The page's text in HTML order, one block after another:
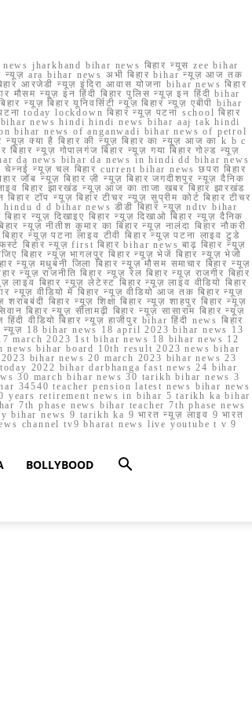
jharkhand bihar news बिहार न्यूस zee bihar
न्यूज़ ara bihar news अभी बिहार bihar न्यूज़ आज तक
आरजेडी न्यूज़ इंदिरा आवास योजना bihar news बिहार
मौसम न्यूज़ इन हिंदी बिहार पुलिस न्यूज़ इन हिंदी bihar
न्यूज़ बिहार यूनिवर्सिटी न्यूज़ बिहार न्यूज़ एबीपी bihar
today lockdown बिहार न्यूज़ पटना school बिहार
bihar news hindi hindi news bihar aaj tak hindi
bihar news of anganwadi bihar news of petrol
न्यूज़ क्या है बिहार की न्यूज़ बिहार का न्यूज़ आज का k b c
न्यूज़ गोपालगंज बिहार न्यूज़ गया बिहार गोल्ड न्यूज़
bihar da news bihar da news in hindi dd bihar news
चेन्नई न्यूज़ चल बिहार current bihar news छपरा बिहार
जॉब न्यूज़ बिहार ज़ी न्यूज़ बिहार जगदीशपुर न्यूज़ दैनिक
बिहार झारखंड न्यूज़ आज का ताजा खबर बिहार झारखंड
टॉप न्यूज़ बिहार टीचर न्यूज़ सुप्रीम कोर्ट बिहार टीचर
d d bihar news डीडी बिहार न्यूज़ ndtv bihar
न्यूज़ दिखाइए बिहार न्यूज़ दिखाओ बिहार न्यूज़ दैनिक
न्यूज़ नीतीश कुमार का बिहार न्यूज़ नालंदा बिहार नौकरी
न्यूज़ पटना लाइव टीवी बिहार न्यूज़ पटना लाइव टुडे
बिहार न्यूज़ first बिहार bihar news बाढ़ बिहार न्यूज़
बिहार न्यूज़ भागलपुर बिहार न्यूज़ भेजें बिहार न्यूज़ भेजो
न्यूज़ मधुबनी जिला बिहार न्यूज़ मौसम समाचार बिहार न्यूज़
न्यूज़ राजनीति बिहार न्यूज़ रेल बिहार न्यूज़ राजगीर बिहार
बिहार न्यूज़ लेटेस्ट बिहार न्यूज़ लाइव वीडियो बिहार
वीडियो में बिहार न्यूज़ वीडियो आज तक बिहार न्यूज़
बिहार न्यूज़ शिक्षा बिहार न्यूज़ शाहपुर बिहार न्यूज़
बिहार न्यूज़ सीतामढ़ी बिहार न्यूज़ सासाराम बिहार न्यूज़
वीडियो बिहार न्यूज़ हाजीपुर bihar हिंदी news बिहार
न्यूज़ 18 bihar news 18 april 2023 bihar news 13
march 2023 1st bihar news 18 bihar news 12
bihar board 10th result 2023 news bihar
bihar news 20 march 2023 bihar news 23
2022 bihar darbhanga fast news 24 bihar
30 march bihar news 30 tarikh bihar news 3
34540 teacher pension latest news bihar news
years retirement news in bihar 5 tarikh ka bihar
7th phase news bihar teacher 7th phase news
news 9 tarikh ka 9 भारत न्यूज़ लाइव 9 भारत
channel tv9 bharat news live youtube t v 9
BOLLYBOOD